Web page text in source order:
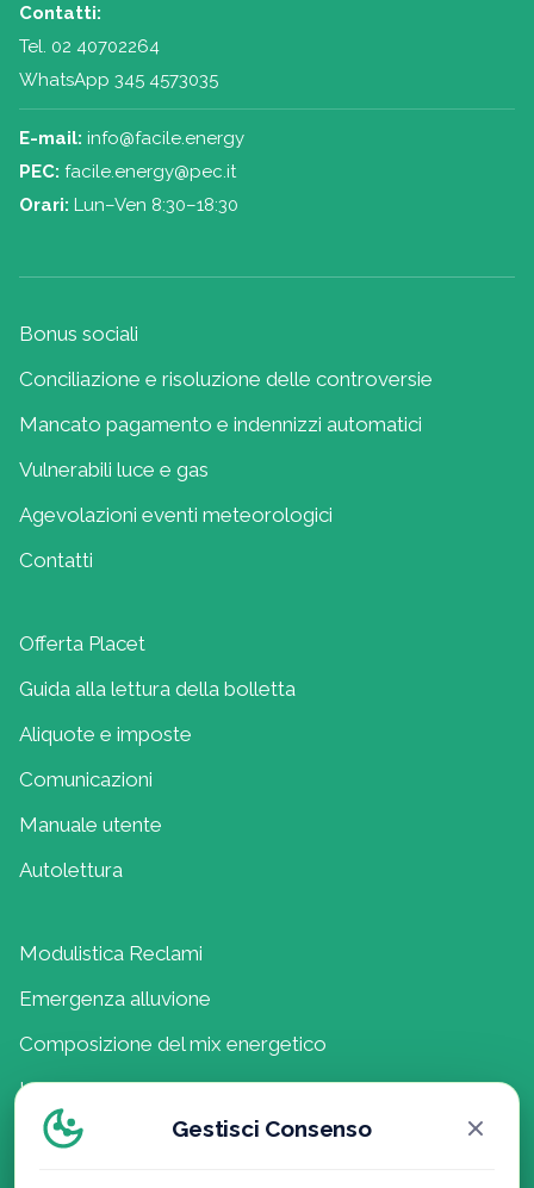
Contatti:
Tel. 02 40702264
WhatsApp 345 4573035
E-mail: info@facile.energy
PEC: facile.energy@pec.it
Orari: Lun–Ven 8:30–18:30
Bonus sociali
Conciliazione e risoluzione delle controversie
Mancato pagamento e indennizzi automatici
Vulnerabili luce e gas
Agevolazioni eventi meteorologici
Contatti
Offerta Placet
Guida alla lettura della bolletta
Aliquote e imposte
Comunicazioni
Manuale utente
Autolettura
Modulistica Reclami
Emergenza alluvione
Composizione del mix energetico
Lavora con noi
Politica della QualitàGestisci Consenso